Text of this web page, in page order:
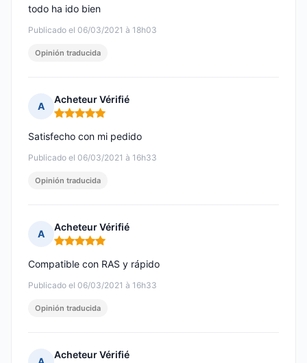
Publicado el 06/03/2021 à 18h03
todo ha ido bien
Opinión traducida
A
Acheteur Vérifié
Nota: 5 de 5
Publicado el 06/03/2021 à 16h33
Satisfecho con mi pedido
Opinión traducida
A
Acheteur Vérifié
Nota: 5 de 5
Publicado el 06/03/2021 à 16h33
Compatible con RAS y rápido
Opinión traducida
Acheteur Vérifié